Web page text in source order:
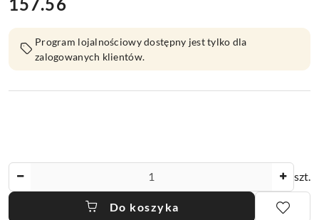
Cena:
Program lojalnościowy dostępny jest tylko dla
zalogowanych klientów.
szt.
Do koszyka